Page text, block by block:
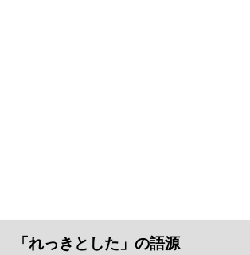
「れっきとした」の語源